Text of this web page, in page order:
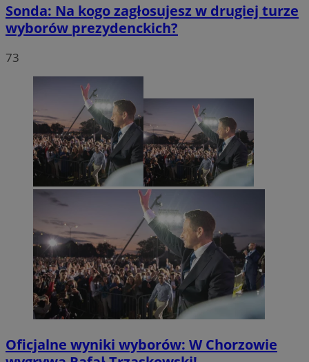
Sonda: Na kogo zagłosujesz w drugiej turze
wyborów prezydenckich?
73
Oficjalne wyniki wyborów: W Chorzowie